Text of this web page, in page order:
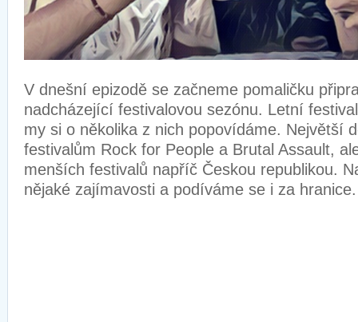
V dnešní epizodě se začneme pomaličku
nadcházející festivalovou sezónu. Letní
my si o několika z nich popovídáme. Největší
festivalům Rock for People a Brutal Assault,
menších festivalů napříč Českou republikou.
nějaké zajímavosti a podíváme se i za hranice.